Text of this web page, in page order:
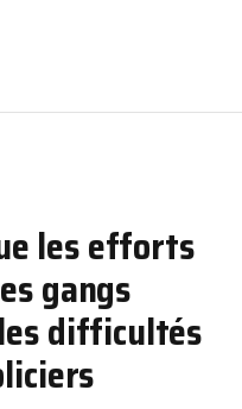
les efforts
gangs
difficultés